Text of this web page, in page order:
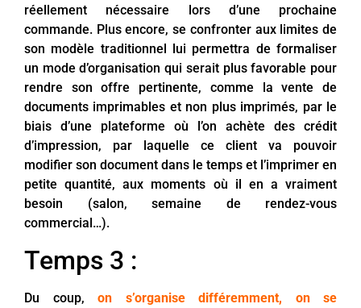
réellement nécessaire lors d’une prochaine
commande. Plus encore, se confronter aux limites de
son modèle traditionnel lui permettra de formaliser
un mode d’organisation qui serait plus favorable pour
rendre son offre pertinente, comme la vente de
documents imprimables et non plus imprimés, par le
biais d’une plateforme où l’on achète des crédit
d’impression, par laquelle ce client va pouvoir
modifier son document dans le temps et l’imprimer en
petite quantité, aux moments où il en a vraiment
besoin (salon, semaine de rendez-vous
commercial…).
Temps 3 :
Du coup, on s’organise différemment, on se